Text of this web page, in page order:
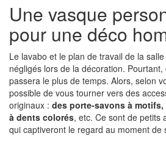
Une vasque
pour une déco
Le lavabo et le plan de travail de la
négligés lors de la décoration.
passera le plus de temps. Alors, selon
possible de vous tourner vers des
originaux : des porte-savons à
à dents colorés, etc. Ce sont de petits
qui captiveront le regard au moment de